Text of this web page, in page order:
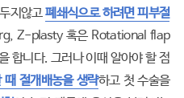
지않고폐쇄식으로 하려면 피부절
Z-plasty 혹은 Rotational flap
합니다. 그러나 이때 알아야 할 점
때 절개배농을 생략하고 첫 수술을